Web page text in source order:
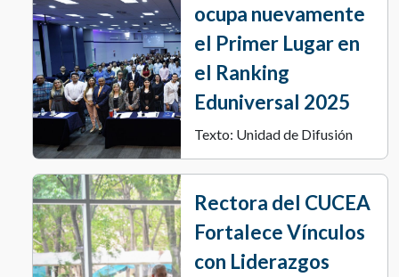
ocupa nuevamente
el Primer Lugar en
el Ranking
Eduniversal 2025
Texto: Unidad de Difusión
Rectora del CUCEA
Fortalece Vínculos
con Liderazgos